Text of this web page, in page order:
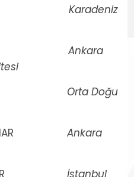
ÖKSÜZKaradeniz
ÇINAR
Ankara
ORBAY Orta Doğu
Ankara